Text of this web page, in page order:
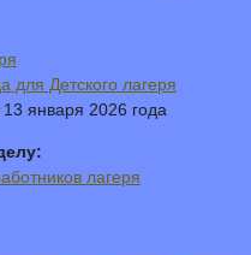
для Детского лагеря
января 2026 года
лагеря